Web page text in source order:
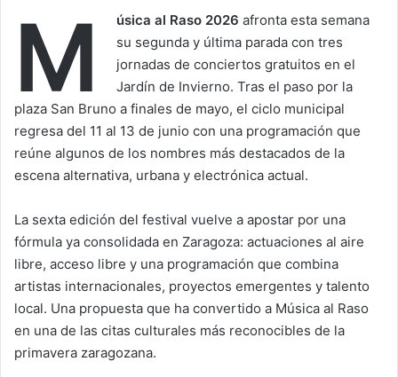
M úsica al Raso 2026 afronta esta semana
su segunda y última parada con tres
jornadas de conciertos gratuitos en el
Jardín de Invierno. Tras el paso por la
plaza San Bruno a finales de mayo, el ciclo municipal
regresa del 11 al 13 de junio con una programación que
reúne algunos de los nombres más destacados de la
escena alternativa, urbana y electrónica actual.
La sexta edición del festival vuelve a apostar por una
fórmula ya consolidada en Zaragoza: actuaciones al aire
libre, acceso libre y una programación que combina
artistas internacionales, proyectos emergentes y talento
local. Una propuesta que ha convertido a Música al Raso
en una de las citas culturales más reconocibles de la
primavera zaragozana.